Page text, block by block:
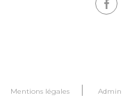
Mentions légales Admin